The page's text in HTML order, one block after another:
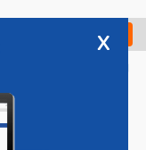
Check in
x